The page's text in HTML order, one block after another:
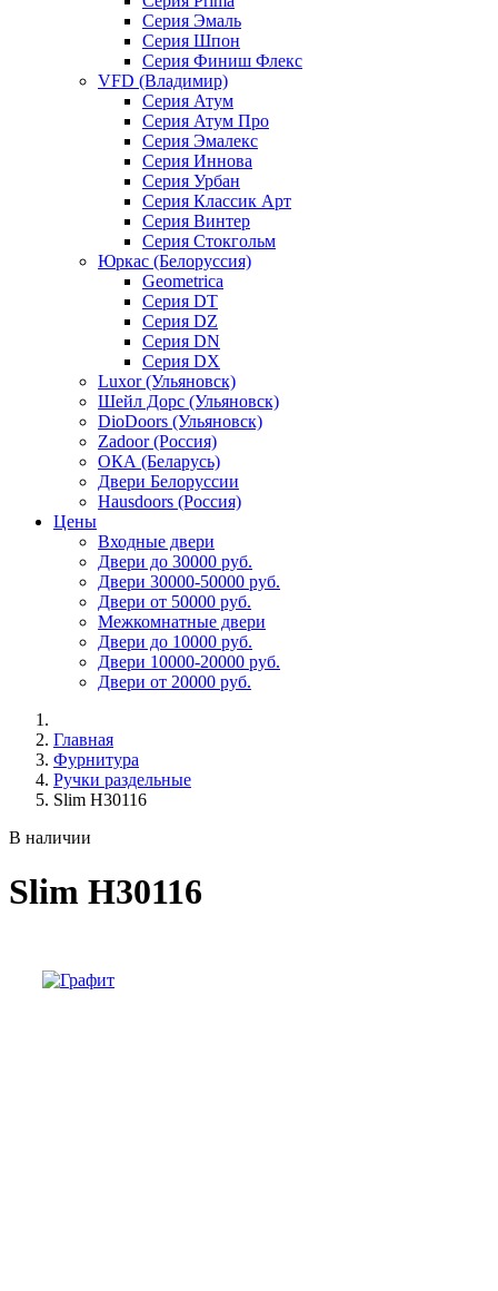
Серия Эмаль
Серия Шпон
Серия Финиш Флекс
VFD (Владимир)
Серия Атум
Серия Атум Про
Серия Эмалекс
Серия Иннова
Серия Урбан
Серия Классик Арт
Серия Винтер
Серия Стокгольм
Юркас (Белоруссия)
Geometrica
Серия DT
Серия DZ
Серия DN
Серия DX
Luxor (Ульяновск)
Шейл Дорс (Ульяновск)
DioDoors (Ульяновск)
Zadoor (Россия)
ОКА (Беларусь)
Двери Белоруссии
Hausdoors (Россия)
Цены
Входные двери
Двери до 30000 руб.
Двери 30000-50000 руб.
Двери от 50000 руб.
Межкомнатные двери
Двери до 10000 руб.
Двери 10000-20000 руб.
Двери от 20000 руб.
Главная
Фурнитура
Ручки раздельные
Slim H30116
В наличии
Slim H30116